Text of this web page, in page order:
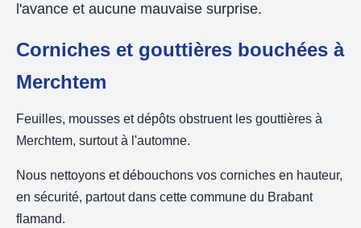
l'avance et aucune mauvaise surprise.
Corniches et gouttières bouchées à
Merchtem
Feuilles, mousses et dépôts obstruent les gouttières à
Merchtem, surtout à l'automne.
Nous nettoyons et débouchons vos corniches en hauteur,
en sécurité, partout dans cette commune du Brabant
flamand.